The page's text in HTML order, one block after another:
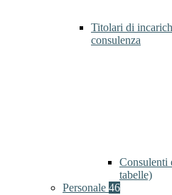
Titolari di
consulenza
Consulenti
tabelle)
Personale 46